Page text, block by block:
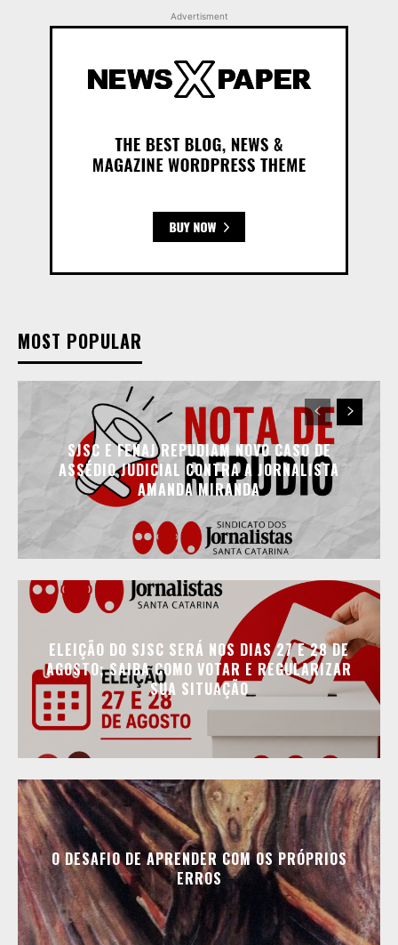
Advertisment
MOST POPULAR
SJSC E FENAJ REPUDIAM NOVO CASO DE
ASSÉDIO JUDICIAL CONTRA A JORNALISTA
AMANDA MIRANDA
ELEIÇÃO DO SJSC SERÁ NOS DIAS 27 E 28 DE
AGOSTO; SAIBA COMO VOTAR E REGULARIZAR
SUA SITUAÇÃO
O DESAFIO DE APRENDER COM OS PRÓPRIOS
ERROS